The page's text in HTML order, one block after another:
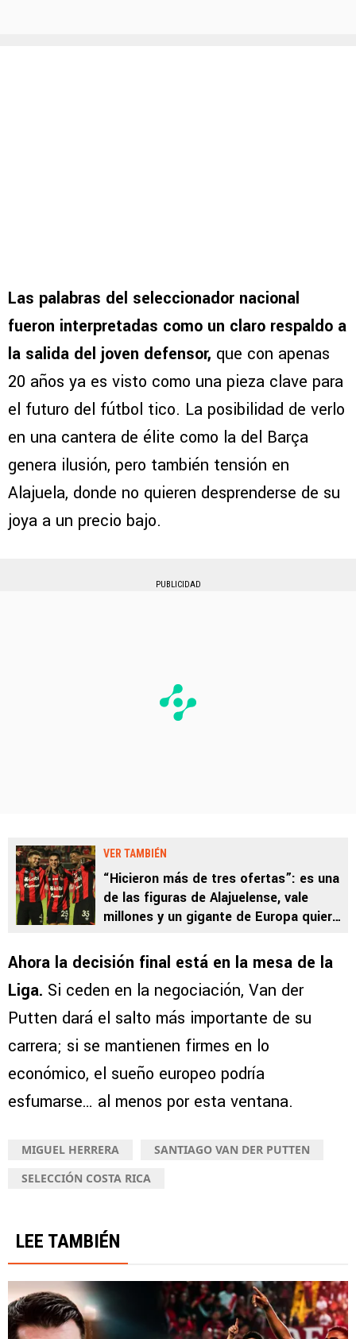
Las palabras del seleccionador nacional
fueron interpretadas como un claro respaldo a
la salida del joven defensor, que con apenas
20 años ya es visto como una pieza clave para
el futuro del fútbol tico. La posibilidad de verlo
en una cantera de élite como la del Barça
genera ilusión, pero también tensión en
Alajuela, donde no quieren desprenderse de su
joya a un precio bajo.
PUBLICIDAD
VER TAMBIÉN
“Hicieron más de tres ofertas”: es una
de las figuras de Alajuelense, vale
millones y un gigante de Europa quiere
Ahora la decisión final está en la mesa de la
Liga. Si ceden en la negociación, Van der
Putten dará el salto más importante de su
carrera; si se mantienen firmes en lo
económico, el sueño europeo podría
esfumarse… al menos por esta ventana.
MIGUEL HERRERA
SANTIAGO VAN DER PUTTEN
SELECCIÓN COSTA RICA
LEE TAMBIÉN